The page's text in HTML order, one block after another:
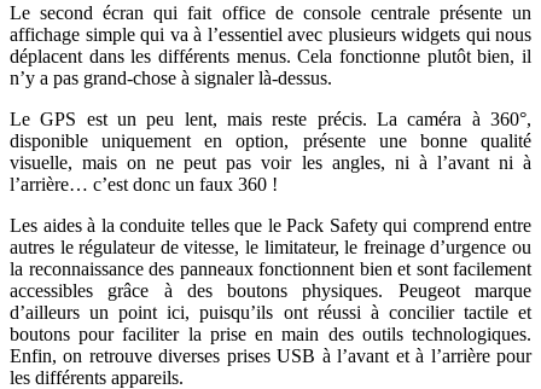
Le second écran qui fait office de console centrale présente un
affichage simple qui va à l’essentiel avec plusieurs widgets qui nous
déplacent dans les différents menus. Cela fonctionne plutôt bien, il
n’y a pas grand-chose à signaler là-dessus.
Le GPS est un peu lent, mais reste précis. La caméra à 360°,
disponible uniquement en option, présente une bonne qualité
visuelle, mais on ne peut pas voir les angles, ni à l’avant ni à
l’arrière… c’est donc un faux 360 !
Les aides à la conduite telles que le Pack Safety qui comprend entre
autres le régulateur de vitesse, le limitateur, le freinage d’urgence ou
la reconnaissance des panneaux fonctionnent bien et sont facilement
accessibles grâce à des boutons physiques. Peugeot marque
d’ailleurs un point ici, puisqu’ils ont réussi à concilier tactile et
boutons pour faciliter la prise en main des outils technologiques.
Enfin, on retrouve diverses prises USB à l’avant et à l’arrière pour
les différents appareils.